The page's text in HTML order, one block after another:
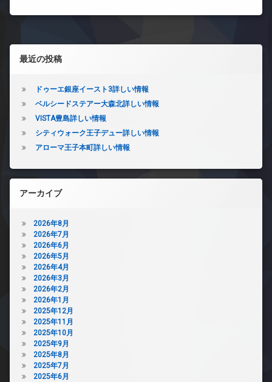
左サイドバー
最近の投稿
ドゥーエ銀座イースト3詳しい情報
ベルシードステアー大森北詳しい情報
VISTA豊島詳しい情報
シティウォーク王子デュー詳しい情報
アローマ王子本町詳しい情報
アーカイブ
2026年8月
2026年7月
2026年6月
2026年5月
2026年4月
2026年3月
2026年2月
2026年1月
2025年12月
2025年11月
2025年10月
2025年9月
2025年8月
2025年7月
2025年6月